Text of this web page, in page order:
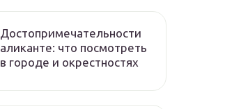
Достопримечательности
аликанте: что посмотреть
в городе и окрестностях